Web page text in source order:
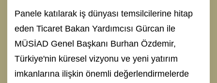
Panele katılarak iş dünyası temsilcilerine hitap
eden Ticaret Bakan Yardımcısı Gürcan ile
MÜSİAD Genel Başkanı Burhan Özdemir,
Türkiye'nin küresel vizyonu ve yeni yatırım
imkanlarına ilişkin önemli değerlendirmelerde